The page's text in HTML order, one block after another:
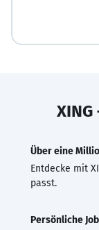
Über eine
Entdecke mit
passt.
Persönliche